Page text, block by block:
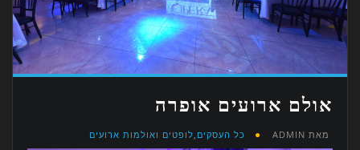
אולם ארועים אופרה
מאת ADMIN כל העסקים לופטים ואולמות ארועים